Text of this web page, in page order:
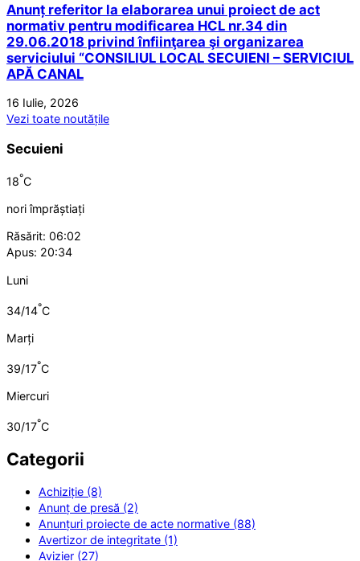
Anunț referitor la elaborarea unui proiect de act
normativ pentru modificarea HCL nr.34 din
29.06.2018 privind înfiinţarea şi organizarea
serviciului “CONSILIUL LOCAL SECUIENI – SERVICIUL
APĂ CANAL
16 Iulie, 2026
Vezi toate noutățile
Secuieni
18°C
nori împrăștiați
Răsărit: 06:02
Apus: 20:34
Luni
34/14°C
Marți
39/17°C
Miercuri
30/17°C
Categorii
Achiziție (8)
Anunț de presă (2)
Anunțuri proiecte de acte normative (88)
Avertizor de integritate (1)
Avizier (27)